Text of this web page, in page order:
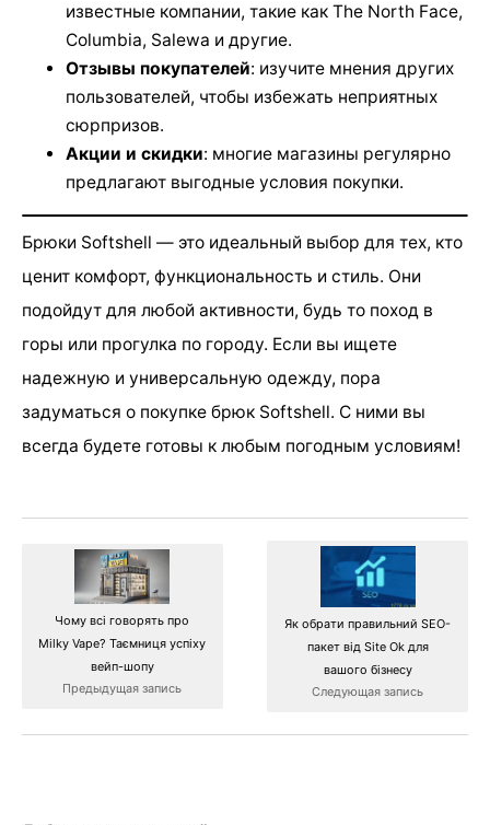
известные компании, такие как The North Face,
Columbia, Salewa и другие.
Отзывы покупателей: изучите мнения других
пользователей, чтобы избежать неприятных
сюрпризов.
Акции и скидки: многие магазины регулярно
предлагают выгодные условия покупки.
Брюки Softshell — это идеальный выбор для тех, кто
ценит комфорт, функциональность и стиль. Они
подойдут для любой активности, будь то поход в
горы или прогулка по городу. Если вы ищете
надежную и универсальную одежду, пора
задуматься о покупке брюк Softshell. С ними вы
всегда будете готовы к любым погодным условиям!
Чому всі говорять про
Milky Vape? Таємниця успіху
вейп-шопу
Предыдущая запись
Як обрати правильний SEO-
пакет від Site Ok для
вашого бізнесу
Следующая запись